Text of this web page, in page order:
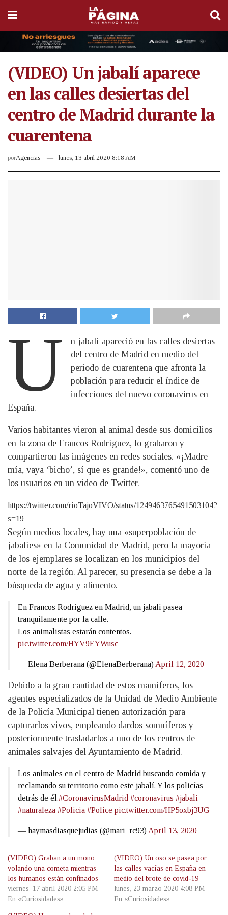
(VIDEO) Un jabalí aparece
en las calles desiertas del
centro de Madrid durante la
cuarentena
porAgencias lunes, 13 abril 2020 8:18 AM
U
n jabalí apareció en las calles desiertas
del centro de Madrid en medio del
periodo de cuarentena que afronta la
población para reducir el índice de
infecciones del nuevo coronavirus en
España.
Varios habitantes vieron al animal desde sus domicilios
en la zona de Francos Rodríguez, lo grabaron y
compartieron las imágenes en redes sociales. «¡Madre
mía, vaya ‘bicho’, sí que es grande!», comentó uno de
los usuarios en un video de Twitter.
https://twitter.com/rioTajoVIVO/status/1249463765491503104?
s=19
Según medios locales, hay una «superpoblación de
jabalíes» en la Comunidad de Madrid, pero la mayoría
de los ejemplares se localizan en los municipios del
norte de la región. Al parecer, su presencia se debe a la
búsqueda de agua y alimento.
En Francos Rodríguez en Madrid, un jabalí pasea
tranquilamente por la calle.
Los animalistas estarán contentos.
pic.twitter.com/HYV9EYWusc
— Elena Berberana (@ElenaBerberana) April 12, 2020
Debido a la gran cantidad de estos mamíferos, los
agentes especializados de la Unidad de Medio Ambiente
de la Policía Municipal tienen autorización para
capturarlos vivos, empleando dardos somníferos y
posteriormente trasladarlos a uno de los centros de
animales salvajes del Ayuntamiento de Madrid.
Los animales en el centro de Madrid buscando comida y
reclamando su territorio como este jabalí. Y los policías
detrás de él.#CoronavirusMadrid #coronavirus #jabali
#naturaleza #Policia #Police pic.twitter.com/HP5oxbj3UG
— haymasdiasquejudias (@mari_rc93) April 13, 2020
(VIDEO) Graban a un mono
volando una cometa mientras
los humanos están confinados
viernes, 17 abril 2020 2:05 PM
En «Curiosidades»
(VIDEO) Un oso se pasea por
las calles vacías en España en
medio del brote de covid-19
lunes, 23 marzo 2020 4:08 PM
En «Curiosidades»